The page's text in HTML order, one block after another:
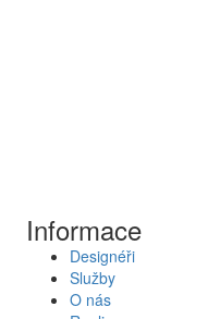
Informace
Designéři
Služby
O nás